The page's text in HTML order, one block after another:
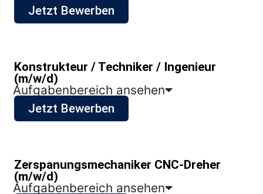
Jetzt Bewerben
Konstrukteur / Techniker / Ingenieur
(m/w/d)
Aufgabenbereich ansehen
Jetzt Bewerben
Zerspanungsmechaniker CNC-Dreher
(m/w/d)
Aufgabenbereich ansehen